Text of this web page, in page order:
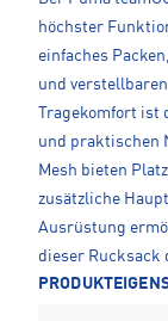
höchster
einfaches
und
Tragekomfort
und praktischen
Mesh bieten
zusätzliche
Ausrüstung
dieser Rucksack